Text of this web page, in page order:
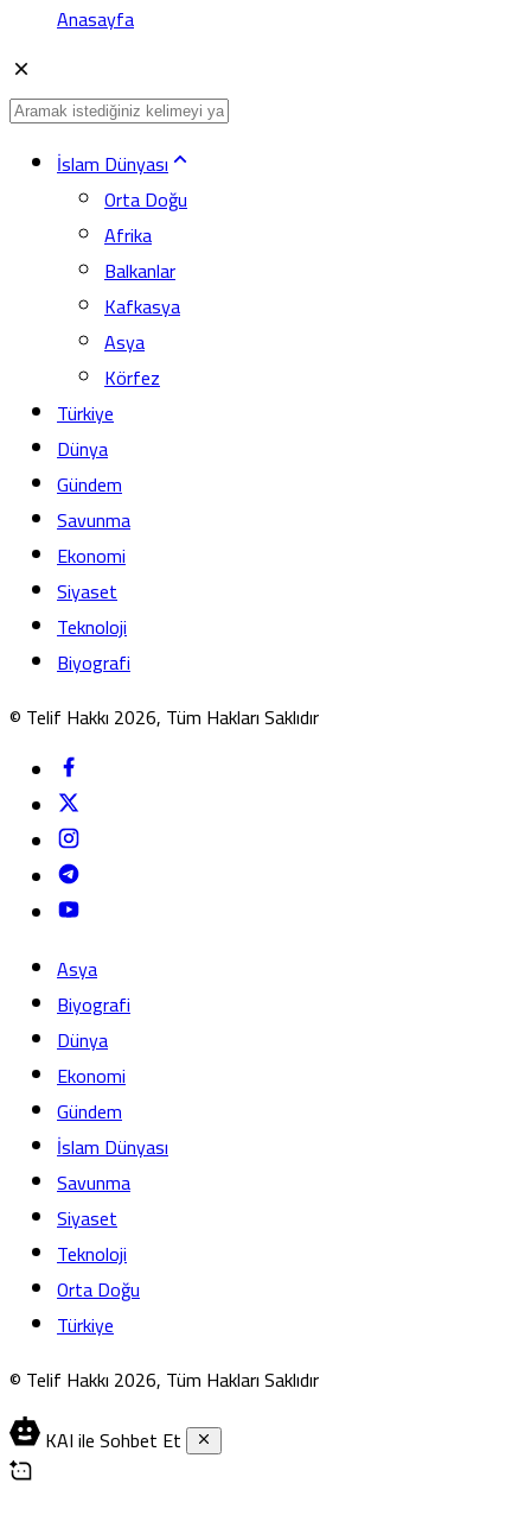
Anasayfa
İslam Dünyası
Orta Doğu
Afrika
Balkanlar
Kafkasya
Asya
Körfez
Türkiye
Dünya
Gündem
Savunma
Ekonomi
Siyaset
Teknoloji
Biyografi
© Telif Hakkı 2026, Tüm Hakları Saklıdır
Asya
Biyografi
Dünya
Ekonomi
Gündem
İslam Dünyası
Savunma
Siyaset
Teknoloji
Orta Doğu
Türkiye
© Telif Hakkı 2026, Tüm Hakları Saklıdır
KAI ile Sohbet Et